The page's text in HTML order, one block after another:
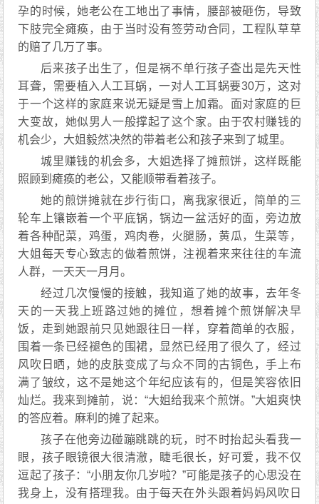
孕的时候，她老公在工地出了事情，腰部被砸伤，导致
下肢完全瘫痪，由于当时没有签劳动合同，工程队草草
的赔了几万了事。
后来孩子出生了，但是祸不单行孩子查出是先天性
耳聋，需要植入人工耳蜗，一对人工耳蜗要30万，这对
于一个这样的家庭来说无疑是雪上加霜。面对家庭的巨
大变故，她似男人一般撑起了这个家。由于农村赚钱的
机会少，大姐毅然决然的带着老公和孩子来到了城里。
城里赚钱的机会多，大姐选择了摊煎饼，这样既能
照顾到瘫痪的老公，又能顺带看着孩子。
她的煎饼摊就在步行街口，离我家很近，简单的三
轮车上镶嵌着一个平底锅，锅边一盆活好的面，旁边放
着各种配菜，鸡蛋，鸡肉卷，火腿肠，黄瓜，生菜等，
大姐每天专心致志的做着煎饼，注视着来来往往的车流
人群，一天天一月月。
经过几次慢慢的接触，我知道了她的故事，去年冬
天的一天我上班路过她的摊位，想着摊个煎饼解决早
饭，走到她跟前只见她跟往日一样，穿着简单的衣服，
围着一条已经褪色的围裙，显然已经用了很久了，经过
风吹日晒，她的皮肤变成了与众不同的古铜色，手上布
满了皱纹，这不是她这个年纪应该有的，但是笑容依旧
灿烂。我来到摊前，说：“大姐给我来个煎饼。”大姐爽快
的答应着。麻利的摊了起来。
孩子在他旁边碰蹦跳跳的玩，时不时抬起头看我一
眼，孩子眼镜很大很清澈，睫毛很长，好可爱，我不仅
逗起了孩子：“小朋友你几岁啦？”可能是孩子的心思没在
我身上，没有搭理我。由于每天在外头跟着妈妈风吹日